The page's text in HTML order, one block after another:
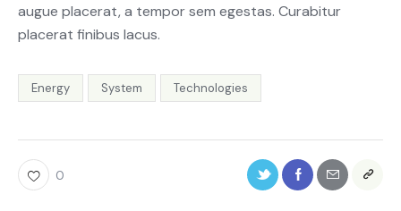
augue placerat, a tempor sem egestas. Curabitur
placerat finibus lacus.
Energy System Technologies
0